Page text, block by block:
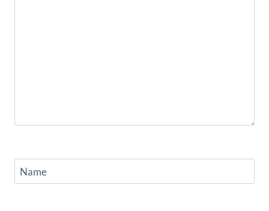
Name